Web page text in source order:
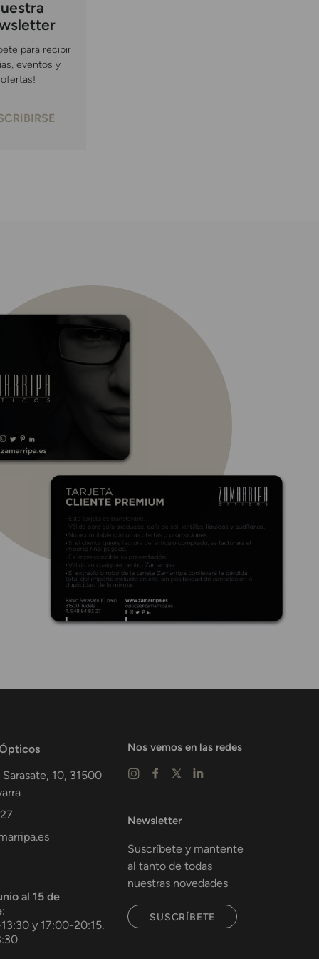
para recibir
eventos y
ofertas!
10, 31500
al 15 de
:
y 17:00-20:15.
Nos vemos en las redes
Newsletter
Suscríbete y mantente
al tanto de todas
nuestras novedades
SUSCRÍBETE